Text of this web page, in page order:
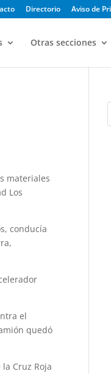
Directorio Aviso de
Otras secciones
materiales
Los
conducía
el
quedó
Cruz Roja